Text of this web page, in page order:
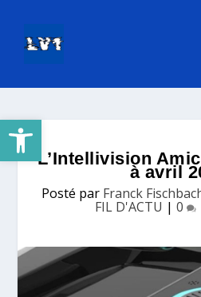
Ouvrir la barre d’outils
L’Intellivision
à avril
Posté par Franck
FIL D'ACTU | 0